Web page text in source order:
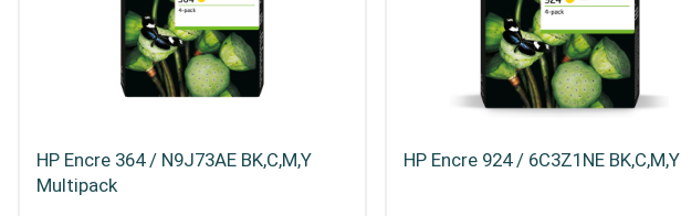
HP Encre 364 / N9J73AE BK,C,M,Y
Multipack
HP Encre 924 / 6C3Z1NE BK,C,M,Y